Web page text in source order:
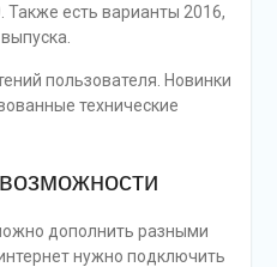
Также есть варианты 2016,
пользователя. Новинки
технические
дополнить разными
нужно подключить